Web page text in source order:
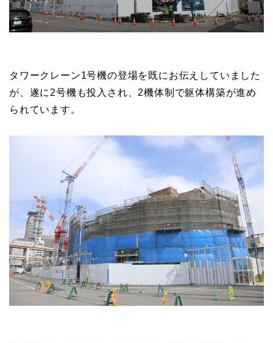
タワークレーン1号機の登場を既にお伝えしていました
が、遂に2号機も投入され、2機体制で躯体構築が進め
られています。